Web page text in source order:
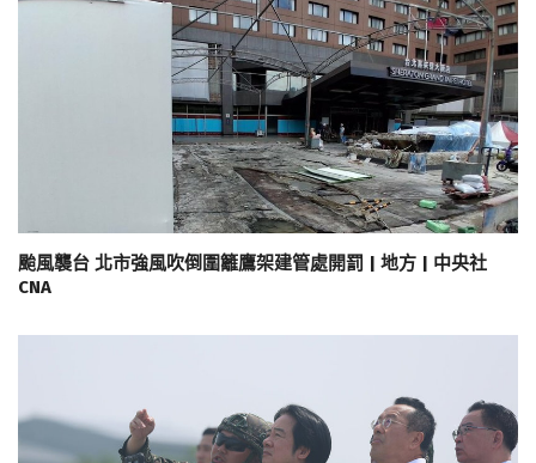
颱風襲台 北市強風吹倒圍籬鷹架建管處開罰 | 地方 | 中央社
CNA